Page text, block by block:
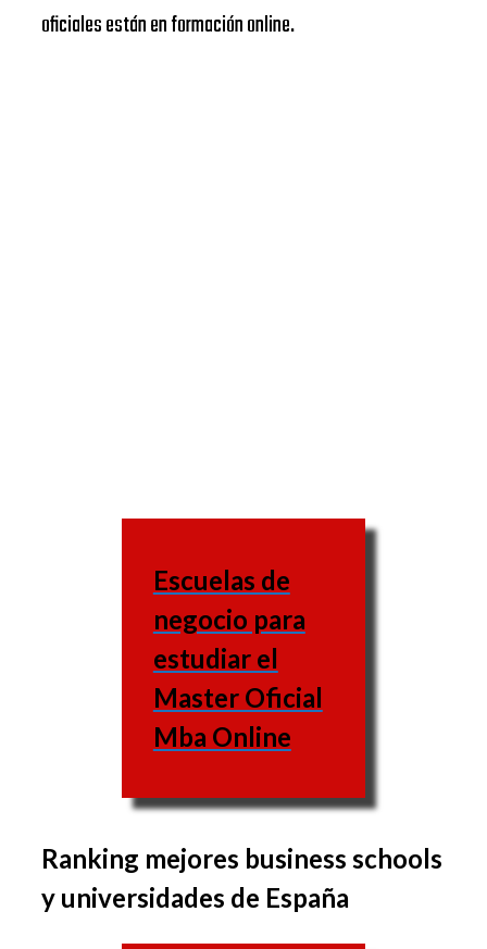
oficiales están en formación online.
Escuelas de
negocio para
estudiar el
Master Oficial
Mba Online
El grupo de materias
varía de una escuela de
Ranking mejores business schools
y universidades de España